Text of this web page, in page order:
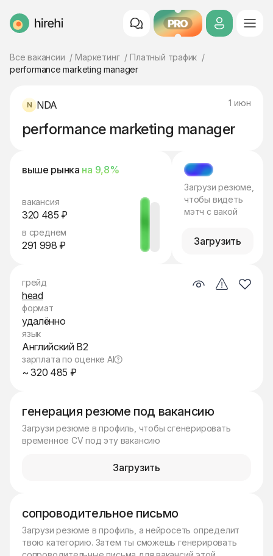
HireHi PRO
Все вакансии Маркетинг
Платный трафик
performance marketing manager
NDA 1 июн
performance marketing manager
выше рынка на 9,8%
вакансия
320 485 ₽
в среднем
291 998 ₽
МЭТЧ
Загрузи резюме,
чтобы видеть
мэтч с вакой
Загрузить
генерация резюме под вакансию
Загрузи резюме в профиль, чтобы сгенерировать
временное CV под эту вакансию
Загрузить
сопроводительное письмо
Загрузи резюме в профиль, а нейросеть определит
твою категорию. Затем ты сможешь генерировать
грейд
head
формат
удалённо
язык
Английский B2
зарплата по оценке AI
~ 320 485 ₽